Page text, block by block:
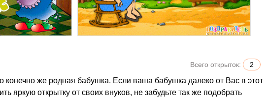
Всего открыток: 2
яркую открытку от своих внуков, не забудьте так же подобрать